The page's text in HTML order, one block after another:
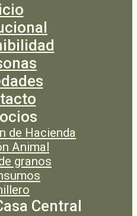
de Hacienda
Animal
granos
Central